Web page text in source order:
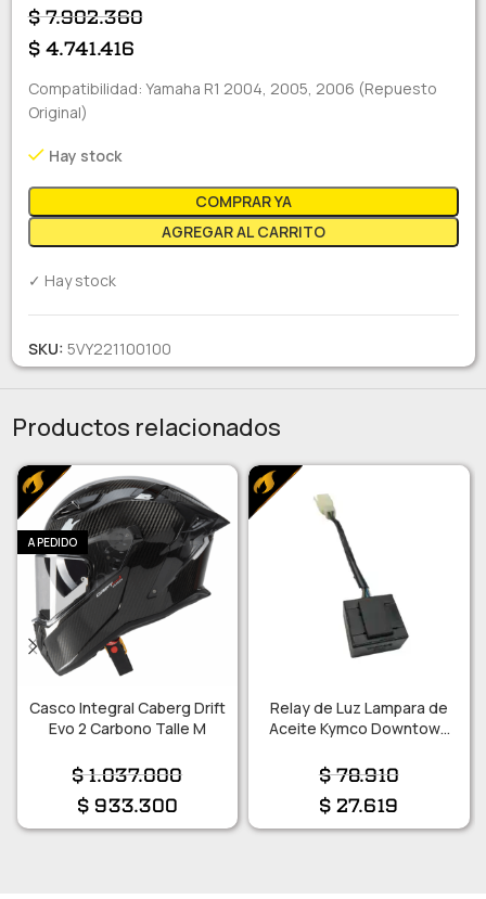
$7.902.360
$4.741.416
Compatibilidad: Yamaha R1 2004, 2005, 2006 (Repuesto
Original)
Hay stock
AGREGAR AL CARRITO
COMPRAR YA
✓ Hay stock
SKU: 5VY221100100
Productos relacionados
A PEDIDO
Casco Integral Caberg Drift
Evo 2 Carbono Talle M
$1.037.000
$933.300
Relay de Luz Lampara de
Aceite Kymco Downtown
$78.910
$27.619